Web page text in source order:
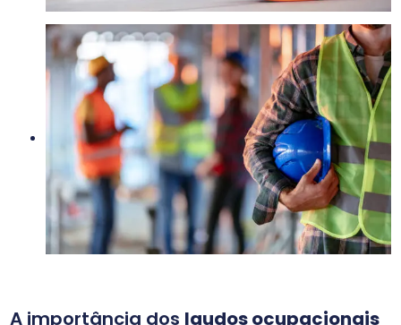
A importância dos laudos ocupacionais